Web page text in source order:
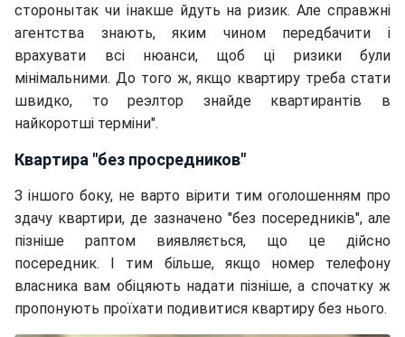
сторонытак чи інакше йдуть на ризик. Але справжні
агентства знають, яким чином передбачити і
врахувати всі нюанси, щоб ці ризики були
мінімальними. До того ж, якщо квартиру треба стати
швидко, то реэлтор знайде квартирантів в
найкоротші терміни".
Квартира "без просредников"
З іншого боку, не варто вірити тим оголошенням про
здачу квартири, де зазначено "без посередників", але
пізніше раптом виявляється, що це дійсно
посередник. І тим більше, якщо номер телефону
власника вам обіцяють надати пізніше, а спочатку ж
пропонують проїхати подивитися квартиру без нього.